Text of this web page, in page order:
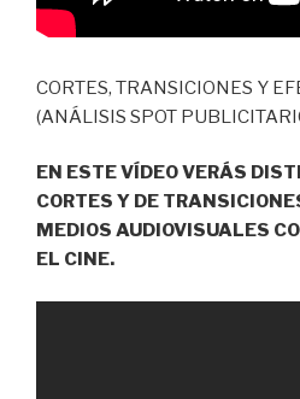
CORTES, TRANSICIONES Y
(ANÁLISIS SPOT
EN ESTE VÍDEO VERÁS
CORTES Y DE
MEDIOS AUDIOVISUALES
EL CINE.